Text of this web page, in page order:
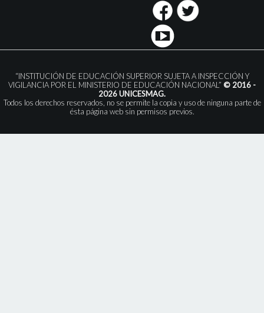
“INSTITUCIÓN DE EDUCACIÓN SUPERIOR SUJETA A INSPECCIÓN Y
VIGILANCIA POR EL MINISTERIO DE EDUCACIÓN NACIONAL” © 2016 -
2026 UNICESMAG.
Todos los derechos reservados, no se permite la copia y uso de ninguna parte de
ésta página web sin permisos previos.